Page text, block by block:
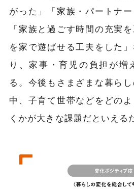
がった」「家族・パートナー
「家族と過ごす時間の充実
を家で遊ばせる工夫をした
り、家事・育児の負担が増
る。今後もさまざまな暮ら
中、子育て世帯などをどの
くかが大きな課題だといえる